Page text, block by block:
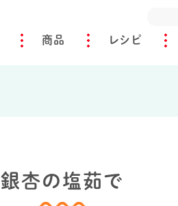
商品 レシピ
銀杏の塩茹で